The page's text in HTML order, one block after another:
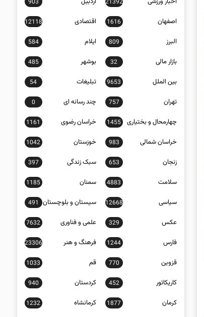
21392
903
اصفهان 1616 اقتصادی 12118
البرز 809 ایلام 584
بازار مالی 32 بوشهر 485
بین الملل 9653 تبلیغات 54
تهران 757 چند رسانه ای 0
چهارمحال و بختیاری 1455 خراسان رضوی 1161
خراسان شمالی 983 خوزستان 1042
زنجان 653 سبک زندگی 397
سلامت 4883 سمنان 1185
سیاسی 12668 سیستان و بلوچستان 491
عکس 329 علمی و فناوری 7632
فارس 1244 فرهنگ و هنر 23306
قزوین 770 قم 1033
کاریکاتور 452 کردستان 940
کرمان 1877 کرمانشاه 1232